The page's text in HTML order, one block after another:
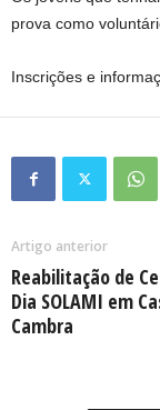
prova como
Inscrições e
Artigo anterior
Reabilitação de
Dia SOLAMI em
Cambra